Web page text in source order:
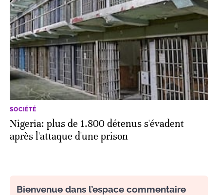
SOCIÉTÉ
Nigeria: plus de 1.800 détenus s'évadent
après l'attaque d'une prison
Bienvenue dans l’espace commentaire